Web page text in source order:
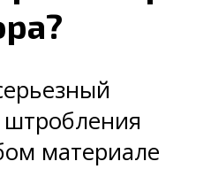
материале